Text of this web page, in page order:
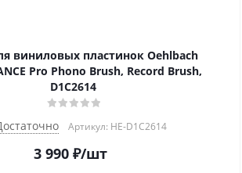
виниловых пластинок Oehlbach
Pro Phono Brush, Record Brush,
D1C2614
Артикул: HE-D1C2614
3 990₽/шт